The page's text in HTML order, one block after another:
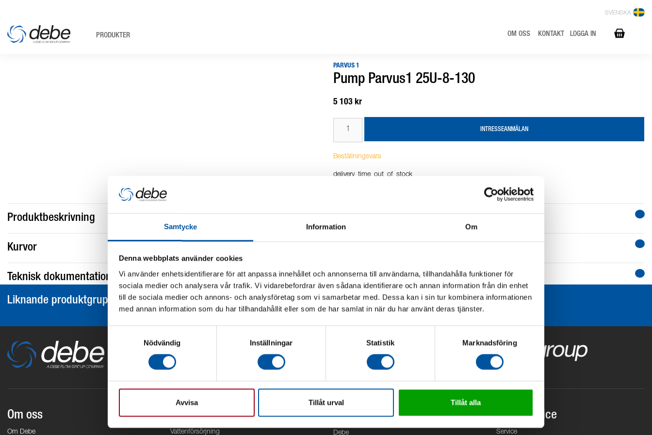
Samtycke Information Om
Denna webbplats använder cookies
Vi använder enhetsidentifierare för att anpassa innehållet och annonserna till användarna, tillhandahålla funktioner för
sociala medier och analysera vår trafik. Vi vidarebefordrar även sådana identifierare och annan information från din enhet
till de sociala medier och annons- och analysföretag som vi samarbetar med. Dessa kan i sin tur kombinera informationen
med annan information som du har tillhandahållit eller som de har samlat in när du har använt deras tjänster.
Nödvändig
Inställningar Statistik Marknadsföring
Avvisa Tillåt urval Tillåt alla
SVENSKA
PRODUKTER OM OSS KONTAKT LOGGA IN
PARVUS 1
Pump Parvus1 25U-8-130
5 103 kr
INTRESSEANMÄLAN
Beställningsvara
delivery_time_out_of_stock
Produktbeskrivning
Kurvor
Teknisk dokumentation
Liknande produktgrupper
Om oss
Om Debe
Områden
Vattenförsörjning
Kontor
Debe
Kundservice
Service